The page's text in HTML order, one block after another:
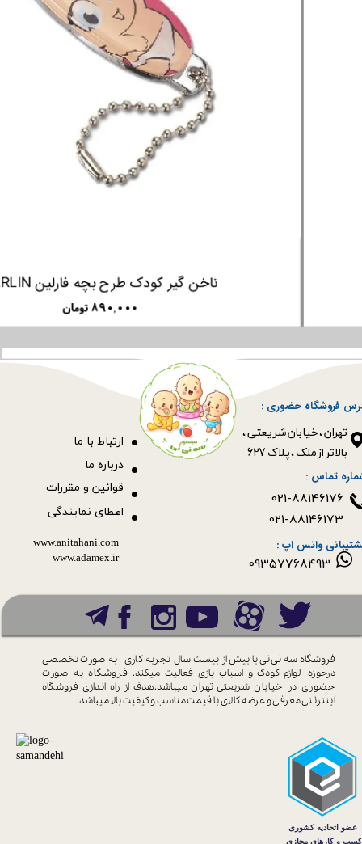
ناخن گیر کودک طرح ماهی فارلین FARLIN
فروشگاه حضوری :
​​​​​​​تهران ، خیابان شریعتی ،
بالاتر از ملک ، پلاک 627​​​​​​​
قوانین و مقررات
ارتباط با ما
09357768493
درباره ما
اعطای نمایندگی
www.anitahani.com
www.ada​​​​​​​mex.ir
فروشگاه سه نی نی با بیش از بیست سال تجربه کاری ، به صورت تخصصی
درحوزه لوازم کودک و اسباب بازی فعالیت میکند. فروشگاه به صورت
حضوری در خیابان شریعتی تهران میباشد.هدف از راه اندازی فروشگاه
اینترنتی معرفی و عرضه کالای باقیمت مناسب و کیفیت بالا میباشد.
تماس :
واتس اپ :